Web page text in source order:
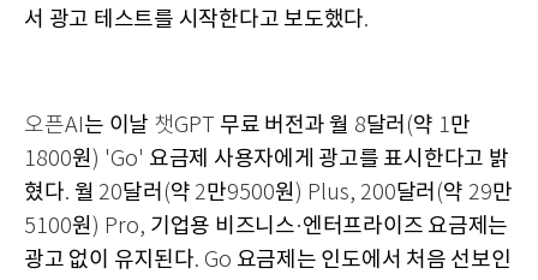
서 광고 테스트를 시작한다고 보도했다.
오픈AI는 이날 챗GPT 무료 버전과 월 8달러 (약 1만
1800원 ) 'Go' 요금제 사용자에게 광고를 표시한다고 밝
혔다. 월 20달러 (약 2만9500원 ) Plus, 200달러 (약 29만
5100원 ) Pro, 기업용 비즈니스·엔터프라이즈 요금제는
광고 없이 유지된다. Go 요금제는 인도에서 처음 선보인